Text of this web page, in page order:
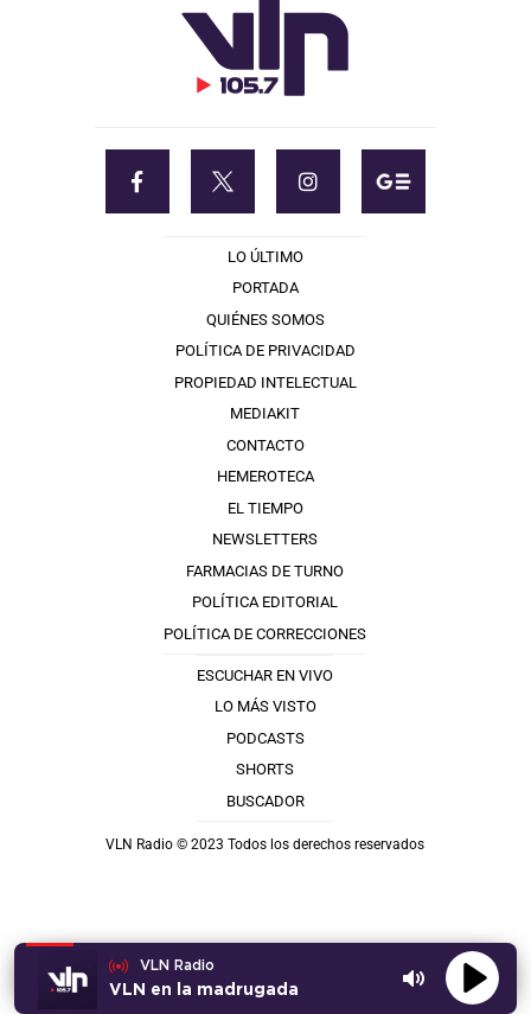
VLN Radio
VLN en la madrugada
LO ÚLTIMO
PORTADA
QUIÉNES SOMOS
POLÍTICA DE PRIVACIDAD
PROPIEDAD INTELECTUAL
MEDIAKIT
CONTACTO
HEMEROTECA
EL TIEMPO
NEWSLETTERS
FARMACIAS DE TURNO
POLÍTICA EDITORIAL
POLÍTICA DE CORRECCIONES
ESCUCHAR EN VIVO
LO MÁS VISTO
PODCASTS
SHORTS
BUSCADOR
VLN Radio © 2023 Todos los derechos reservados